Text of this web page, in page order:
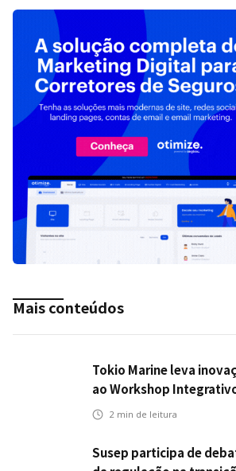
Mais conteúdos
Tokio Marine leva
ao Workshop
2 min de leitura
Susep participa de